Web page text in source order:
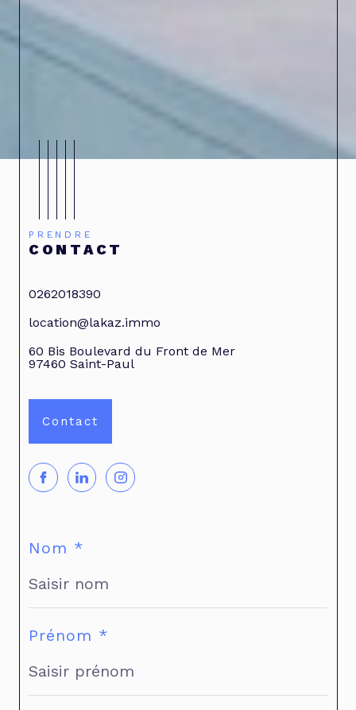
Nom *
Prénom *
PRENDRE
CONTACT
0262018390
location@lakaz.immo
60 Bis Boulevard du Front de Mer
97460
Saint-Paul
Contact